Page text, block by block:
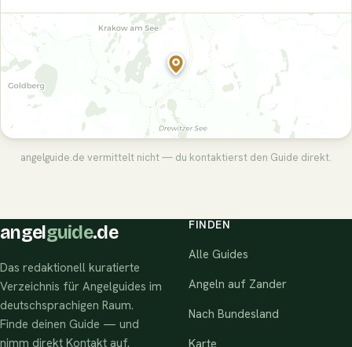
angelguide.de vermittelt nicht — du kontaktierst den Guide direkt.
angelguide.de
Das redaktionell kuratierte
Verzeichnis für Angelguides im
deutschsprachigen Raum.
Finde deinen Guide — und
nimm direkt Kontakt auf.
FINDEN
Alle Guides
Angeln auf Zander
Nach Bundesland
Karte